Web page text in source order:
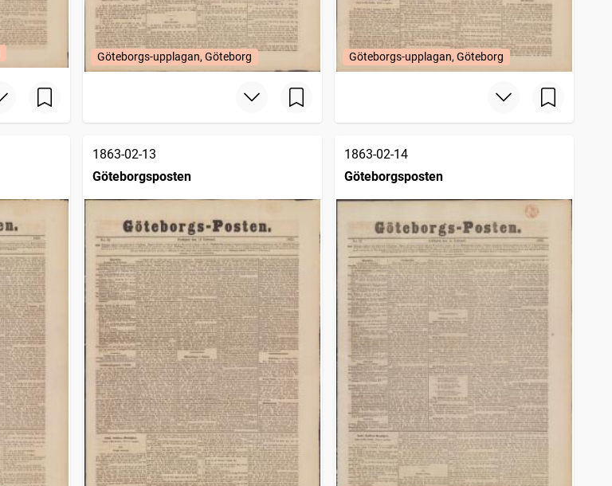
Göteborgs-upplagan, Göteborg Göteborgs-upplagan, Göteborg
1863-02-13
Göteborgsposten
1863-02-14
Göteborgsposten